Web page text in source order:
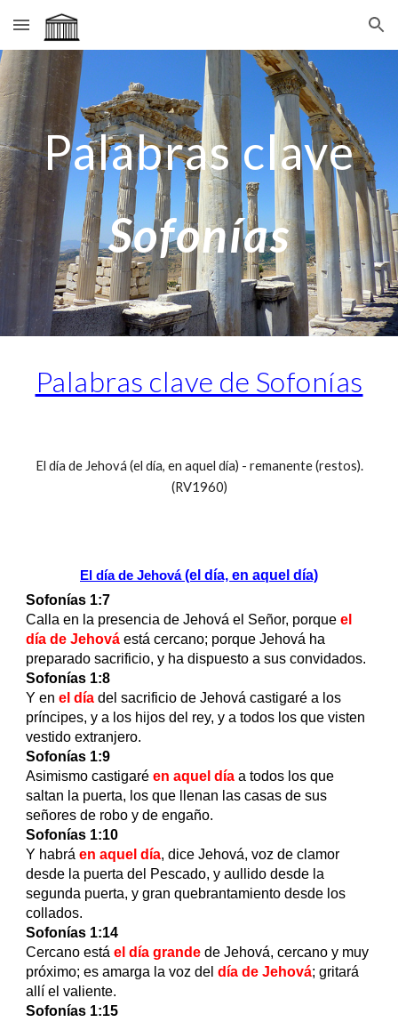
Skip to main content Skip to navigation
Palabras clave
Sofonías
Palabras clave de Sofonías
El día de Jehová (el día, en aquel día) - remanente (restos).
(RV1960)
El día de Jehová(el día, en aquel día)
Sofonías 1:7
Calla en la presencia de Jehová el Señor, porqueel
día de Jehová está cercano; porque Jehová ha
preparado sacrificio, y ha dispuesto a sus convidados.
Sofonías 1:8
Y enel día del sacrificio de Jehová castigaré a los
príncipes, y a los hijos del rey, y a todos los que visten
vestido extranjero.
Sofonías 1:9
Asimismo castigaréen aquel día a todos los que
saltan la puerta, los que llenan las casas de sus
señores de robo y de engaño.
Sofonías 1:10
Y habráen aquel día, dice Jehová, voz de clamor
desde la puerta del Pescado, y aullido desde la
segunda puerta, y gran quebrantamiento desde los
collados.
Sofonías 1:14
Cercano estáel día grande de Jehová, cercano y muy
próximo; es amarga la voz del día de Jehová; gritará
allí el valiente.
Sofonías 1:15